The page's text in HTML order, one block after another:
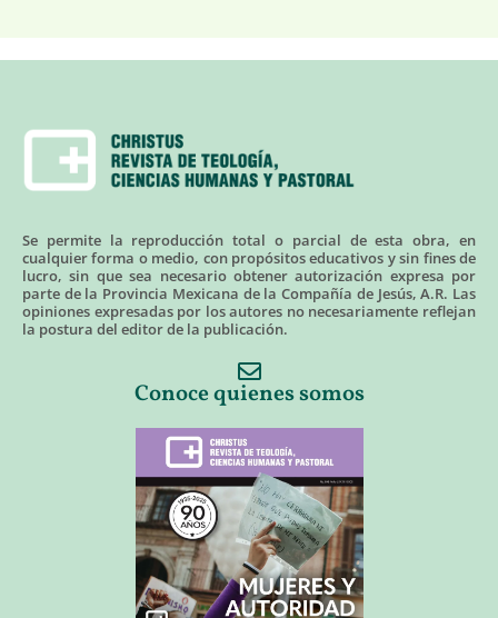
Se permite la reproducción total o parcial de esta obra, en
cualquier forma o medio, con propósitos educativos y sin fines de
lucro, sin que sea necesario obtener autorización expresa por
parte de la Provincia Mexicana de la Compañía de Jesús, A.R. Las
opiniones expresadas por los autores no necesariamente reflejan
la postura del editor de la publicación.
Conoce quienes somos